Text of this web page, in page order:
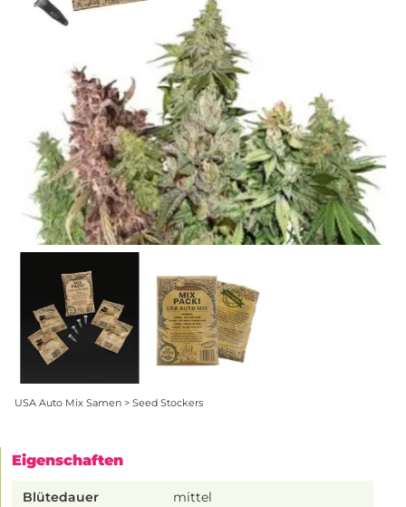
USA Auto Mix Samen > Seed Stockers
Eigenschaften
Blütedauer mittel